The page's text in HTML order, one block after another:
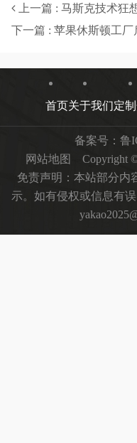
上一篇 : 马斯克技术狂想撞
首页关于我们定
备案号： 鲁
网站地图
Copyright
免责声明：本站部分内
示。如有侵权或信息有